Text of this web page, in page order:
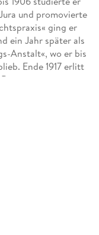
und promovierte
ging er
ein Jahr später als
Anstalt«, wo er bis
Ende 1917 erlitt
einer